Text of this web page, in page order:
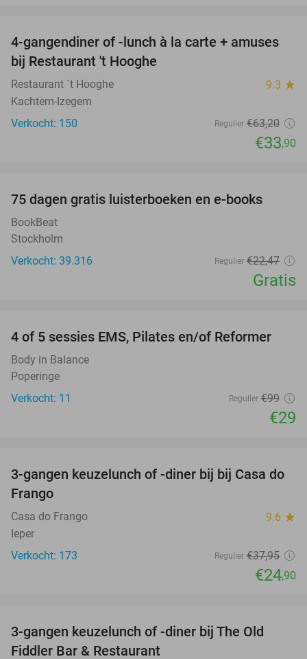
46%
4-gangendiner of -lunch à la carte + amuses
bij Restaurant 't Hooghe
Restaurant ´t Hooghe 9.3 star
Kachtem-Izegem
Verkocht: 150
Regulier €63,20
€33,90
75 dagen gratis luisterboeken en e-books
BookBeat
Stockholm
Verkocht: 39.316
Regulier €22,47
Gratis
71%
4 of 5 sessies EMS, Pilates en/of Reformer
Body in Balance
Poperinge
Verkocht: 11
Regulier €99
€29
34%
3-gangen keuzelunch of -diner bij bij Casa do
Frango
Casa do Frango 9.6 star
Ieper
Verkocht: 173
Regulier €37,95
€24,90
3-gangen keuzelunch of -diner bij The Old
Fiddler Bar & Restaurant